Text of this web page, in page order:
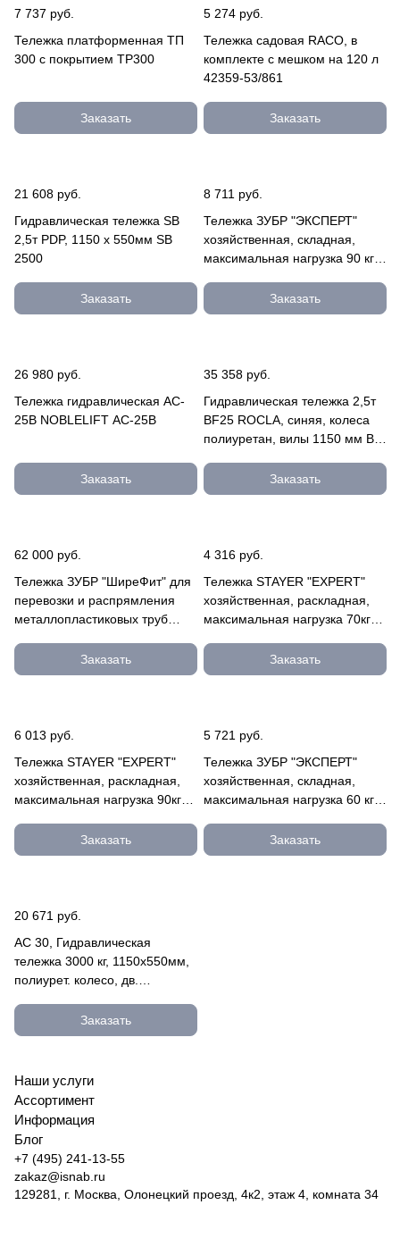
7 737 руб.
Тележка платформенная ТП
300 с покрытием TP300
Заказать
5 274 руб.
Тележка садовая RACO, в
комплекте с мешком на 120 л
42359-53/861
Заказать
21 608 руб.
Гидравлическая тележка SB
2,5т PDP, 1150 x 550мм SB
2500
Заказать
8 711 руб.
Тележка ЗУБР "ЭКСПЕРТ"
хозяйственная, складная,
максимальная нагрузка 90 кг
Заказать
26 980 руб.
Тележка гидравлическая AC-
25B NOBLELIFT AC-25B
Заказать
35 358 руб.
Гидравлическая тележка 2,5т
BF25 ROCLA, синяя, колеса
полиуретан, вилы 1150 мм BF
Заказать
62 000 руб.
Тележка ЗУБР "ШиреФит" для
перевозки и распрямления
металлопластиковых труб
Заказать
4 316 руб.
Тележка STAYER "EXPERT"
хозяйственная, раскладная,
максимальная нагрузка 70кг
Заказать
6 013 руб.
Тележка STAYER "EXPERT"
хозяйственная, раскладная,
максимальная нагрузка 90кг
Заказать
5 721 руб.
Тележка ЗУБР "ЭКСПЕРТ"
хозяйственная, складная,
максимальная нагрузка 60 кг
Заказать
20 671 руб.
AC 30, Гидравлическая
тележка 3000 кг, 1150х550мм,
полиурет. колесо, дв.
Заказать
Наши услуги
Ассортимент
Информация
Блог
+7 (495) 241-13-55
zakaz@isnab.ru
129281, г. Москва, Олонецкий проезд, 4к2, этаж 4, комната 34